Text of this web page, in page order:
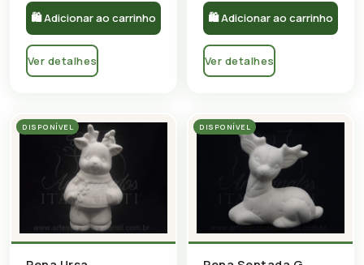
🛍 Adicionar ao carrinho
Ver detalhes
🛍 Adicionar ao carrinho
Ver detalhes
DISPONÍVEL DISPONÍVEL